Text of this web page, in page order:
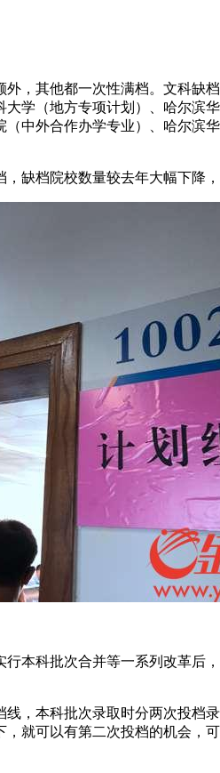
，其他都一次性满档。文科缺
学（地方专项计划）、哈尔滨
中外合作办学专业）、哈尔滨
缺档院校数量较去年大幅下降
本科批次合并等一系列改革后
，本科批次录取时分两次投档
就可以有第二次投档的机会，